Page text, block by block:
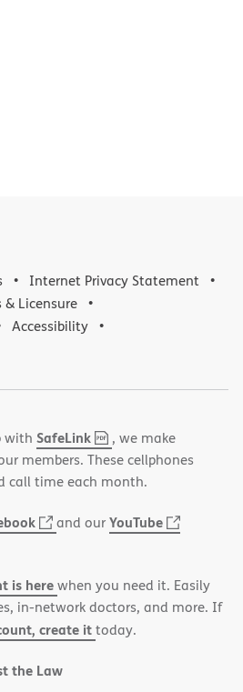
Internet Privacy Statement
& Licensure
Accessibility
with SafeLink,
PDF
(opens
in
new
, we make
members. These cellphones
call time each month.
(opens
window)
and ourYouTube
(opens
window)
is herewhen you need it. Easily
in-network doctors, and more. If
create ittoday.
the Law